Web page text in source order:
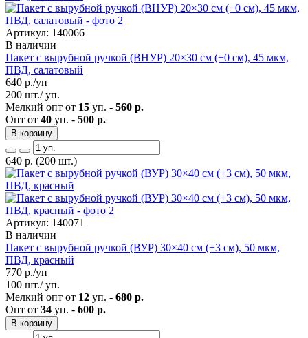
Артикул: 140066
В наличии
Пакет с вырубной ручкой (ВНУР) 20×30 см (+0 см), 45 мкм,
ПВД, салатовый
640 р./уп
200 шт./ уп.
Мелкий опт от 15 уп. - 560 р.
Опт от 40 уп. - 500 р.
В корзину
640 р. (200 шт.)
Артикул: 140071
В наличии
Пакет с вырубной ручкой (ВУР) 30×40 см (+3 см), 50 мкм,
ПВД, красный
770 р./уп
100 шт./ уп.
Мелкий опт от 12 уп. - 680 р.
Опт от 34 уп. - 600 р.
В корзину